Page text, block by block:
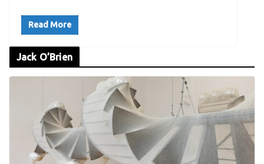
Read More
Jack O’Brien